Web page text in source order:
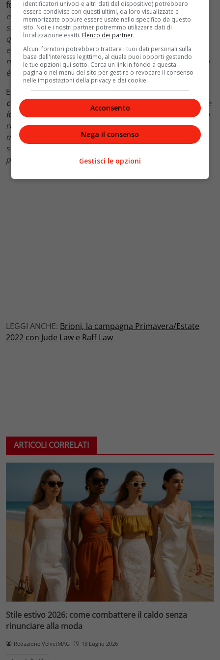
fonte di ottimismo. “ Con un capitale culturale modesto
e del tutto privo di capitale sociale, economico e
simbolico, Chanel è stata laquintessenza dell’outsider
quando ha iniziato il suo viaggio imprenditoriale,
eppure è riuscita alasciare un segno ineguagliabile
nello sviluppo dell’industria della moda. Questo viaggio
è emblematico degli innovatori outsider“.
Ed ancora:“Essereliberi dalle pressioni e dal
conformismo
degli addetti ai lavori regala prospettive e
idee uniche.Per trasformare queste idee in un impatto
reale, gli outsider devono costruire dei ponti con quei
mondi, trovando un pubblico comprensivo che possa
sostenere i loro sforzi. E costruire ponti richiede
perseveranza.”
LEGGI ANCHE: Brioni, la campagna Primavera/Estate
2022 con Jude Law e Raff Law
ARTICOLI CORRELATI
Stile estivo 2026: come combattere il caldo senza
rinunciare alla moda
Redazione VelvetMAG 13 Luglio 2026
identificatori univoci e altri dati del dispositivo) potrebbero
essere condivise con questi ultimi, da loro visualizzate e
memorizzate oppure essere usate nello specifico da questo
sito. Noi e i nostri partner potremmo utilizzare dati di
localizzazione esatti. Elenco dei partner.
Alcuni fornitori potrebbero trattare i tuoi dati personali sulla
base dell'interesse legittimo, al quale puoi opporti gestendo
le tue opzioni qui sotto. Cerca un link in fondo a questa
pagina o nel menu del sito per gestire o revocare il consenso
nelle impostazioni della privacy e dei cookie.
Acconsento
Nega il consenso
Gestisci le opzioni